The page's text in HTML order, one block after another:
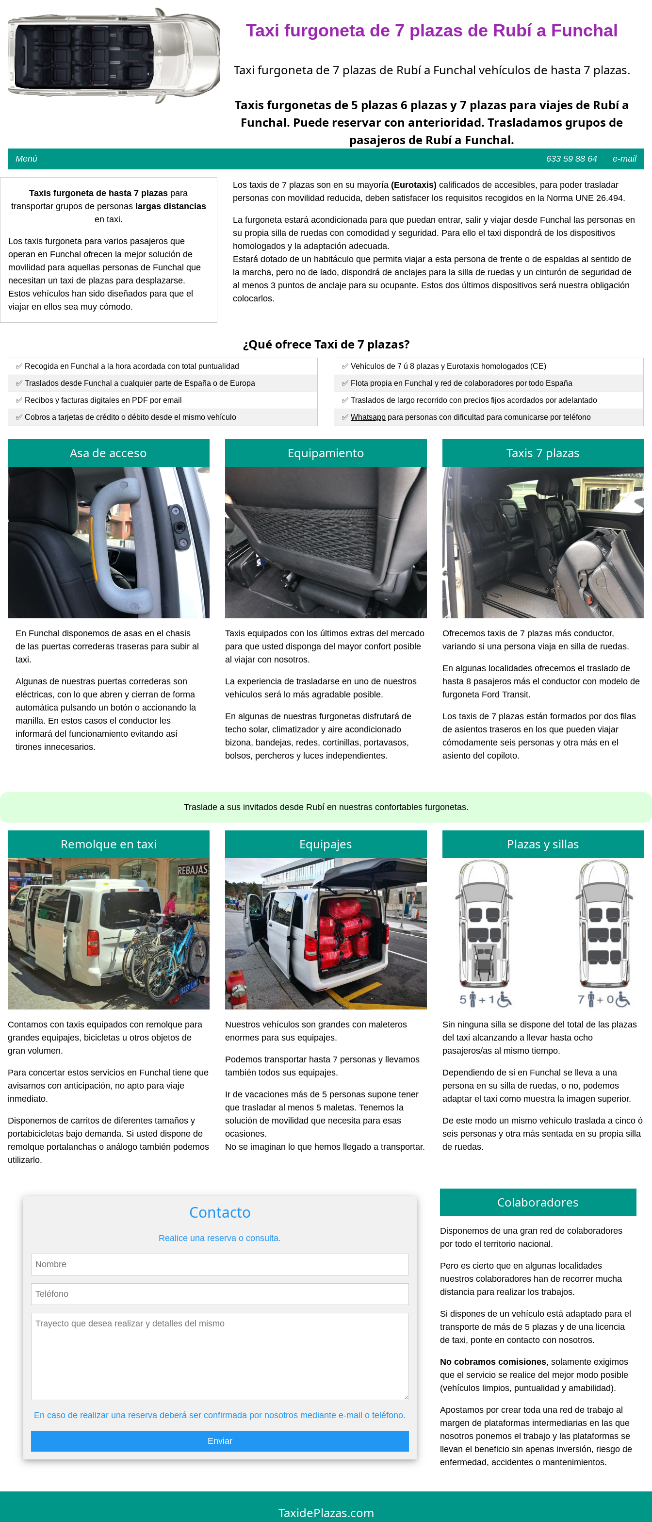
Taxi furgoneta de 7 plazas de Rubí a Funchal
Taxi furgoneta de 7 plazas de Rubí a Funchal vehículos de hasta 7 plazas.
Taxis furgonetas de 5 plazas 6 plazas y 7 plazas para viajes de Rubí a
Funchal. Puede reservar con anterioridad. Trasladamos grupos de
pasajeros de Rubí a Funchal.
e-mail
633 59 88 64
Menú
Taxis furgoneta de hasta 7 plazas para
transportar grupos de personas largas distancias
en taxi.
Los taxis furgoneta para varios pasajeros que
operan en Funchal ofrecen la mejor solución de
movilidad para aquellas personas de Funchal que
necesitan un taxi de plazas para desplazarse.
Estos vehículos han sido diseñados para que el
viajar en ellos sea muy cómodo.
Los taxis de 7 plazas son en su mayoría (Eurotaxis) calificados de accesibles, para poder trasladar
personas con movilidad reducida, deben satisfacer los requisitos recogidos en la Norma UNE 26.494.
La furgoneta estará acondicionada para que puedan entrar, salir y viajar desde Funchal las personas en
su propia silla de ruedas con comodidad y seguridad. Para ello el taxi dispondrá de los dispositivos
homologados y la adaptación adecuada.
Estará dotado de un habitáculo que permita viajar a esta persona de frente o de espaldas al sentido de
la marcha, pero no de lado, dispondrá de anclajes para la silla de ruedas y un cinturón de seguridad de
al menos 3 puntos de anclaje para su ocupante. Estos dos últimos dispositivos será nuestra obligación
colocarlos.
¿Qué ofrece Taxi de 7 plazas?
✅ Recogida en Funchal a la hora acordada con total puntualidad
✅ Traslados desde Funchal a cualquier parte de España o de Europa
✅ Recibos y facturas digitales en PDF por email
✅ Cobros a tarjetas de crédito o débito desde el mismo vehículo
✅ Vehículos de 7 ú 8 plazas y Eurotaxis homologados (CE)
✅ Flota propia en Funchal y red de colaboradores por todo España
✅ Traslados de largo recorrido con precios fijos acordados por adelantado
✅ Whatsapppara personas con dificultad para comunicarse por teléfono
Asa de acceso
En Funchal disponemos de asas en el chasis
de las puertas correderas traseras para subir al
taxi.
Algunas de nuestras puertas correderas son
eléctricas, con lo que abren y cierran de forma
automática pulsando un botón o accionando la
manilla. En estos casos el conductor les
informará del funcionamiento evitando así
tirones innecesarios.
Equipamiento
Taxis equipados con los últimos extras del mercado
para que usted disponga del mayor confort posible
al viajar con nosotros.
La experiencia de trasladarse en uno de nuestros
vehículos será lo más agradable posible.
En algunas de nuestras furgonetas disfrutará de
techo solar, climatizador y aire acondicionado
bizona, bandejas, redes, cortinillas, portavasos,
bolsos, percheros y luces independientes.
Taxis 7 plazas
Ofrecemos taxis de 7 plazas más conductor,
variando si una persona viaja en silla de ruedas.
En algunas localidades ofrecemos el traslado de
hasta 8 pasajeros más el conductor con modelo de
furgoneta Ford Transit.
Los taxis de 7 plazas están formados por dos filas
de asientos traseros en los que pueden viajar
cómodamente seis personas y otra más en el
asiento del copiloto.
Traslade a sus invitados desde Rubí en nuestras confortables furgonetas.
Remolque en taxi
Contamos con taxis equipados con remolque para
grandes equipajes, bicicletas u otros objetos de
gran volumen.
Para concertar estos servicios en Funchal tiene que
avisarnos con anticipación, no apto para viaje
inmediato.
Disponemos de carritos de diferentes tamaños y
portabicicletas bajo demanda. Si usted dispone de
remolque portalanchas o análogo también podemos
utilizarlo.
Equipajes
Nuestros vehículos son grandes con maleteros
enormes para sus equipajes.
Podemos transportar hasta 7 personas y llevamos
también todos sus equipajes.
Ir de vacaciones más de 5 personas supone tener
que trasladar al menos 5 maletas. Tenemos la
solución de movilidad que necesita para esas
ocasiones.
No se imaginan lo que hemos llegado a transportar.
Plazas y sillas
Sin ninguna silla se dispone del total de las plazas
del taxi alcanzando a llevar hasta ocho
pasajeros/as al mismo tiempo.
Dependiendo de si en Funchal se lleva a una
persona en su silla de ruedas, o no, podemos
adaptar el taxi como muestra la imagen superior.
De este modo un mismo vehículo traslada a cinco ó
seis personas y otra más sentada en su propia silla
de ruedas.
Contacto
Realice una reserva o consulta.
En caso de realizar una reserva deberá ser confirmada por nosotros mediante e-mail o teléfono.
Enviar
Colaboradores
Disponemos de una gran red de colaboradores
por todo el territorio nacional.
Pero es cierto que en algunas localidades
nuestros colaboradores han de recorrer mucha
distancia para realizar los trabajos.
Si dispones de un vehículo está adaptado para el
transporte de más de 5 plazas y de una licencia
de taxi, ponte en contacto con nosotros.
No cobramos comisiones, solamente exigimos
que el servicio se realice del mejor modo posible
(vehículos limpios, puntualidad y amabilidad).
Apostamos por crear toda una red de trabajo al
margen de plataformas intermediarias en las que
nosotros ponemos el trabajo y las plataformas se
llevan el beneficio sin apenas inversión, riesgo de
enfermedad, accidentes o mantenimientos.
TaxidePlazas.com